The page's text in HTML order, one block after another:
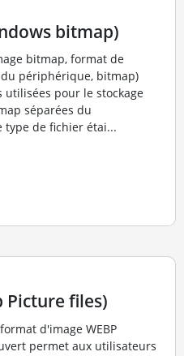
bitmap)
bitmap, format de
périphérique, bitmap)
pour le stockage
séparées du
type de fichier étai...
Picture files)
d'image WEBP
permet aux utilisateurs